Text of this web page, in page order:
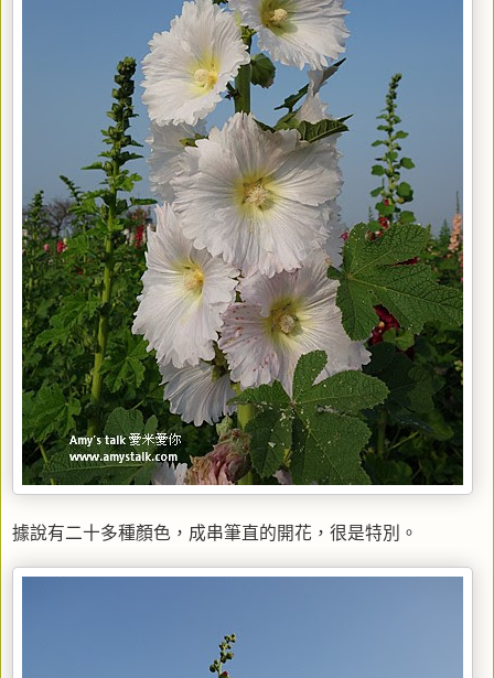
據說有二十多種顏色，成串筆直的開花，很是特別。